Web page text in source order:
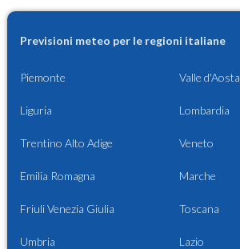
Previsioni meteo per le regioni italiane
Piemonte Valle d'Aosta
Liguria Lombardia
Trentino Alto Adige Veneto
Emilia Romagna Marche
Friuli Venezia Giulia Toscana
Umbria Lazio